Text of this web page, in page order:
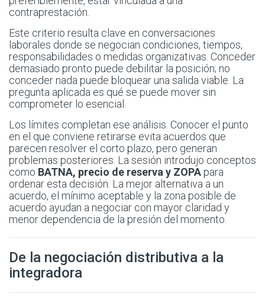
contraprestación.
Este criterio resulta clave en conversaciones
laborales donde se negocian condiciones, tiempos,
responsabilidades o medidas organizativas. Conceder
demasiado pronto puede debilitar la posición; no
conceder nada puede bloquear una salida viable. La
pregunta aplicada es qué se puede mover sin
comprometer lo esencial.
Los límites completan ese análisis. Conocer el punto
en el que conviene retirarse evita acuerdos que
parecen resolver el corto plazo, pero generan
problemas posteriores. La sesión introdujo conceptos
como BATNA, precio de reserva y ZOPA para
ordenar esta decisión. La mejor alternativa a un
acuerdo, el mínimo aceptable y la zona posible de
acuerdo ayudan a negociar con mayor claridad y
menor dependencia de la presión del momento.
De la negociación distributiva a la
integradora